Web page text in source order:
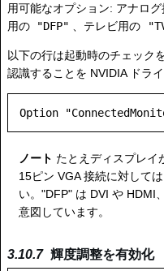
用可能なオプション: アナロ
用の
"DFP" 、テレビ用の
以下の行は起動時のチェック
認識することを NVIDIA ドラ
ノート たとえディスプレイ
15ピン VGA 接続に対して
い。"DFP" は DVI や HDMI
意図しています。
輝度調整を有効化